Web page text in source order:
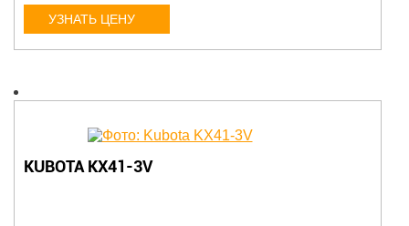
УЗНАТЬ ЦЕНУ
KUBOTA KX41-3V